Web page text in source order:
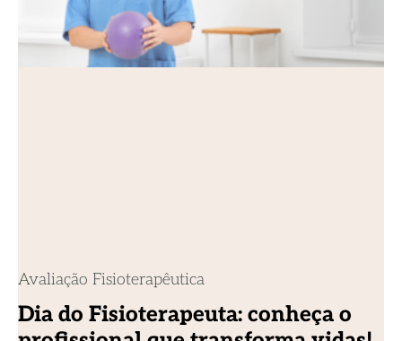
Avaliação Fisioterapêutica
Dia do Fisioterapeuta: conheça o